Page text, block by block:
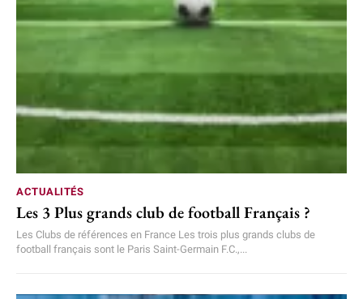
ACTUALITÉS
Les 3 Plus grands club de football Français ?
Les Clubs de références en France Les trois plus grands clubs de
football français sont le Paris Saint-Germain F.C.,...